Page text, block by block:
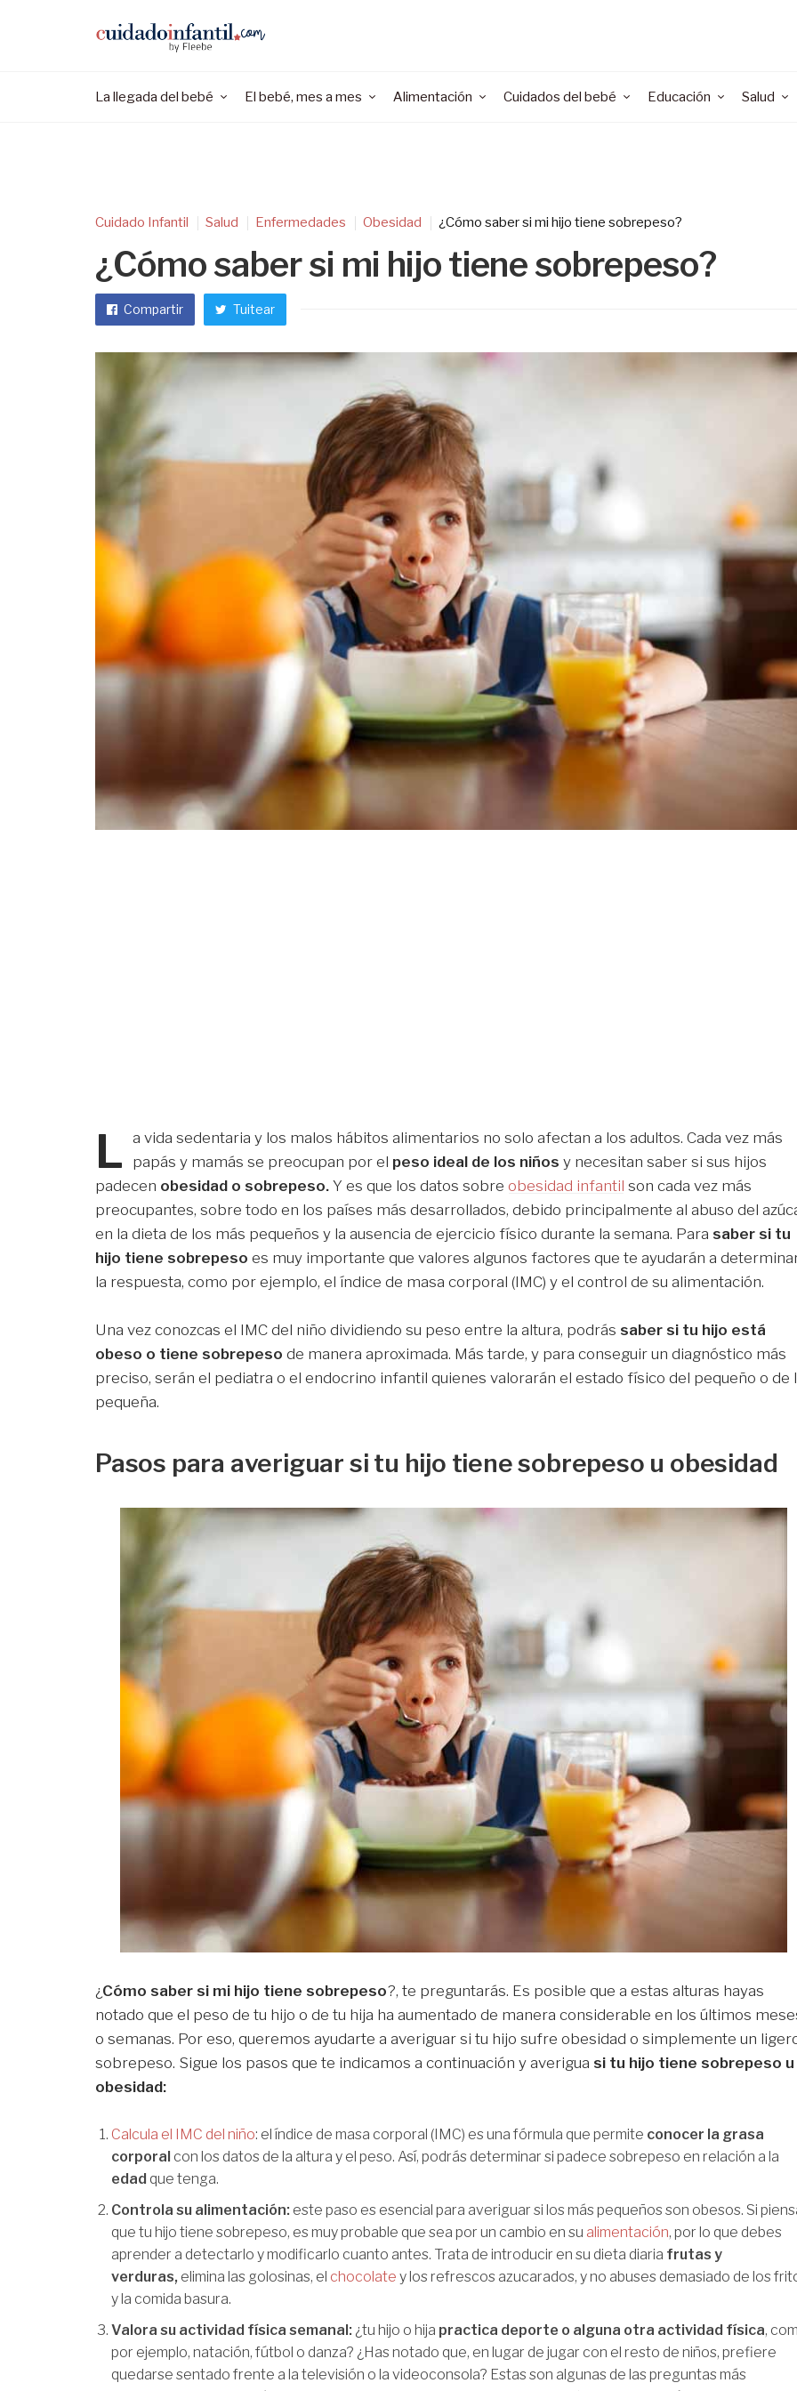
La llegada del bebé El bebé, mes a mes Alimentación Cuidados del bebé Educación Salud
Cuidado Infantil Salud Enfermedades Obesidad ¿Cómo saber si mi hijo tiene sobrepeso?
¿Cómo saber si mi hijo tiene sobrepeso?
Compartir Tuitear
L
a vida sedentaria y los malos hábitos alimentarios no solo afectan a los adultos. Cada vez más
papás y mamás se preocupan por el peso ideal de los niñosy necesitan saber si sus hijos
padecen obesidad o sobrepeso. Y es que los datos sobre obesidad infantil son cada vez más
preocupantes, sobre todo en los países más desarrollados, debido principalmente al abuso del
en la dieta de los más pequeños y la ausencia de ejercicio físico durante la semana. Para saber si tu
hijo tiene sobrepeso es muy importante que valores algunos factores que te ayudarán a
la respuesta, como por ejemplo, el índice de masa corporal (IMC) y el control de su alimentación.
Una vez conozcas el IMC del niño dividiendo su peso entre la altura, podrás saber si tu hijo está
obeso o tiene sobrepeso de manera aproximada. Más tarde, y para conseguir un diagnóstico más
preciso, serán el pediatra o el endocrino infantil quienes valorarán el estado físico del pequeño o de
pequeña.
Pasos para averiguar si tu hijo tiene sobrepeso u obesidad
¿ Cómo saber si mi hijo tiene sobrepeso?, te preguntarás. Es posible que a estas alturas hayas
notado que el peso de tu hijo o de tu hija ha aumentado de manera considerable en los últimos
o semanas. Por eso, queremos ayudarte a averiguar si tu hijo sufre obesidad o simplemente un
sobrepeso. Sigue los pasos que te indicamos a continuación y averigua si tu hijo tiene sobrepeso u
obesidad:
Calcula el IMC del niño: el índice de masa corporal (IMC) es una fórmula que permite conocer la grasa
corporal con los datos de la altura y el peso. Así, podrás determinar si padece sobrepeso en relación a la
edad que tenga.
Controla su alimentación: este paso es esencial para averiguar si los más pequeños son obesos. Si
que tu hijo tiene sobrepeso, es muy probable que sea por un cambio en su alimentación, por lo que debes
aprender a detectarlo y modificarlo cuanto antes. Trata de introducir en su dieta diaria frutas y
verduras, elimina las golosinas, el chocolate y los refrescos azucarados, y no abuses demasiado de los
y la comida basura.
Valora su actividad física semanal: ¿tu hijo o hija practica deporte o alguna otra actividad física,
por ejemplo, natación, fútbol o danza? ¿Has notado que, en lugar de jugar con el resto de niños, prefiere
quedarse sentado frente a la televisión o la videoconsola? Estas son algunas de las preguntas más